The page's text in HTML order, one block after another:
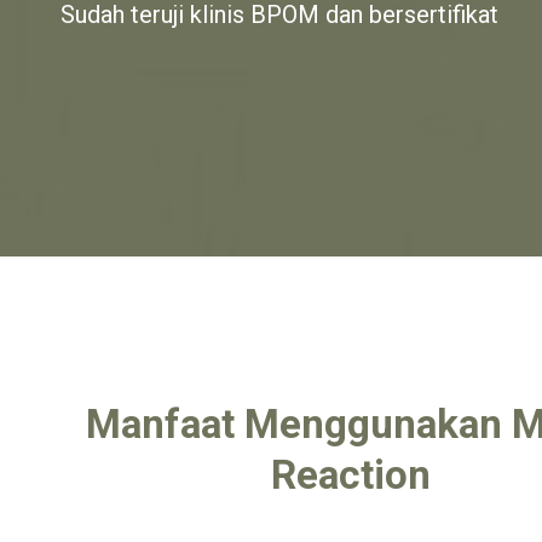
Sudah teruji klinis BPOM dan bersertifikat
Manfaat Menggunakan
Reaction